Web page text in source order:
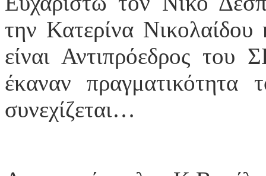
την Κατερίνα
είναι Αντιπρόεδρος
έκαναν
συνεχίζεται…